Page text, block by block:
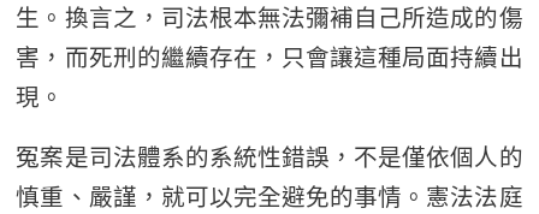
生。換言之，司法根本無法彌補自己所造成的傷
害，而死刑的繼續存在，只會讓這種局面持續出
現。
冤案是司法體系的系統性錯誤，不是僅依個人的
慎重、嚴謹，就可以完全避免的事情。憲法法庭